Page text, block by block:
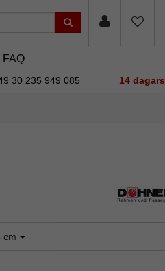
FAQ
30 235 949 085 14 dagars
cm